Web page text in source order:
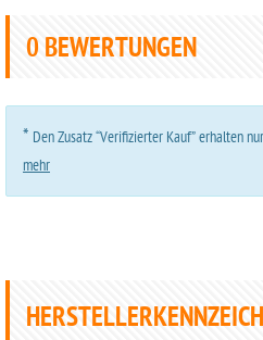
0 BEWERTUNGEN
* Den Zusatz “Verifizierter Kauf” erhalten
mehr